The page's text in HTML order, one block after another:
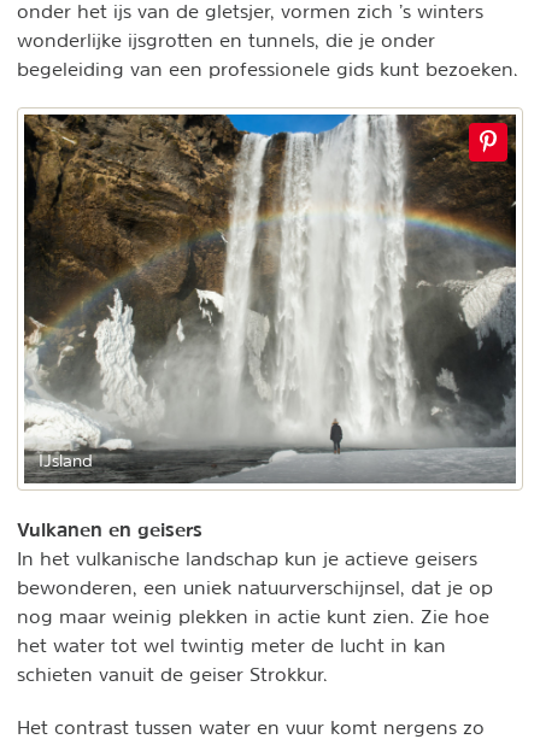
onder het ijs van de gletsjer, vormen zich ’s winters
wonderlijke ijsgrotten en tunnels, die je onder
begeleiding van een professionele gids kunt bezoeken.
IJsland
Vulkanen en geisers
In het vulkanische landschap kun je actieve geisers
bewonderen, een uniek natuurverschijnsel, dat je op
nog maar weinig plekken in actie kunt zien. Zie hoe
het water tot wel twintig meter de lucht in kan
schieten vanuit de geiser Strokkur.
Het contrast tussen water en vuur komt nergens zo